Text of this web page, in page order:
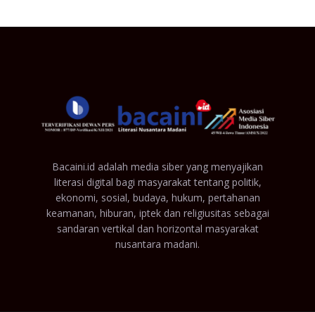
Bacaini.id adalah media siber yang menyajikan
literasi digital bagi masyarakat tentang politik,
ekonomi, sosial, budaya, hukum, pertahanan
keamanan, hiburan, iptek dan religiusitas sebagai
sandaran vertikal dan horizontal masyarakat
nusantara madani.